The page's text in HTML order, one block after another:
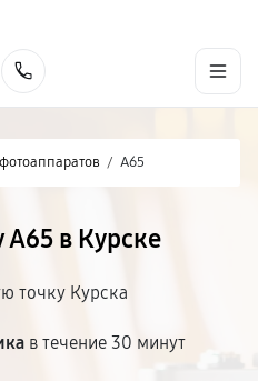
/ A65
A65 в Курске
точку Курска
в течение 30 минут